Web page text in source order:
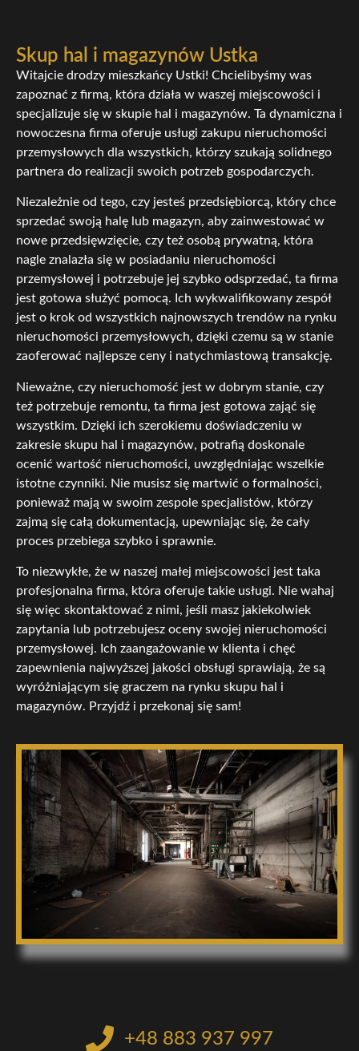
Skup hal i magazynów Ustka
Witajcie drodzy mieszkańcy Ustki! Chcielibyśmy was
zapoznać z firmą, która działa w waszej miejscowości i
specjalizuje się w skupie hal i magazynów. Ta dynamiczna i
nowoczesna firma oferuje usługi zakupu nieruchomości
przemysłowych dla wszystkich, którzy szukają solidnego
partnera do realizacji swoich potrzeb gospodarczych.
Niezależnie od tego, czy jesteś przedsiębiorcą, który chce
sprzedać swoją halę lub magazyn, aby zainwestować w
nowe przedsięwzięcie, czy też osobą prywatną, która
nagle znalazła się w posiadaniu nieruchomości
przemysłowej i potrzebuje jej szybko odsprzedać, ta firma
jest gotowa służyć pomocą. Ich wykwalifikowany zespół
jest o krok od wszystkich najnowszych trendów na rynku
nieruchomości przemysłowych, dzięki czemu są w stanie
zaoferować najlepsze ceny i natychmiastową transakcję.
Nieważne, czy nieruchomość jest w dobrym stanie, czy
też potrzebuje remontu, ta firma jest gotowa zająć się
wszystkim. Dzięki ich szerokiemu doświadczeniu w
zakresie skupu hal i magazynów, potrafią doskonale
ocenić wartość nieruchomości, uwzględniając wszelkie
istotne czynniki. Nie musisz się martwić o formalności,
ponieważ mają w swoim zespole specjalistów, którzy
zajmą się całą dokumentacją, upewniając się, że cały
proces przebiega szybko i sprawnie.
To niezwykłe, że w naszej małej miejscowości jest taka
profesjonalna firma, która oferuje takie usługi. Nie wahaj
się więc skontaktować z nimi, jeśli masz jakiekolwiek
zapytania lub potrzebujesz oceny swojej nieruchomości
przemysłowej. Ich zaangażowanie w klienta i chęć
zapewnienia najwyższej jakości obsługi sprawiają, że są
wyróżniającym się graczem na rynku skupu hal i
magazynów. Przyjdź i przekonaj się sam!
+48 883 937 997